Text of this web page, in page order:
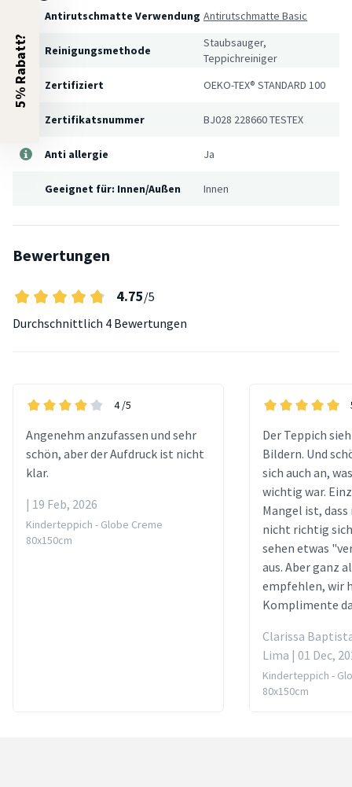
Antirutschmatte Verwendung Antirutschmatte Basic
Reinigungsmethode
Staubsauger,
Teppichreiniger
Zertifiziert
OEKO-TEX® STANDARD 100
Zertifikatsnummer BJ028 228660 TESTEX
Anti allergie Ja
Geeignet für: Innen/Außen Innen
Bewertungen
4.75/5
Durchschnittlich 4 Bewertungen
4 /5
Angenehm anzufassen und sehr
schön, aber der Aufdruck ist nicht
klar.
| 19 Feb, 2026
Kinderteppich - Globe Creme
80x150cm
Der Teppich
Bildern. Und
sich auch an,
wichtig war.
Mangel ist, dass
nicht richtig
sehen etwas
aus. Aber ganz
empfehlen, wir
Komplimente
Clarissa
Lima | 01 Dec,
Kinderteppich -
80x150cm
5% Rabatt?